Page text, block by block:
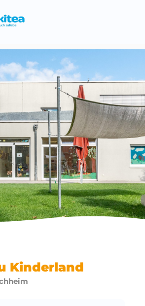
Kinderland